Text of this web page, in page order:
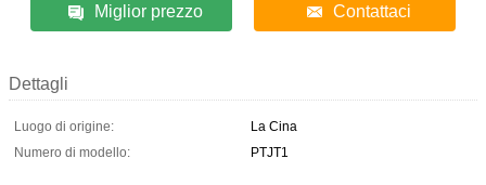
Miglior prezzo Contattaci
Dettagli
Luogo di origine:
La Cina
Numero di modello:
PTJT1